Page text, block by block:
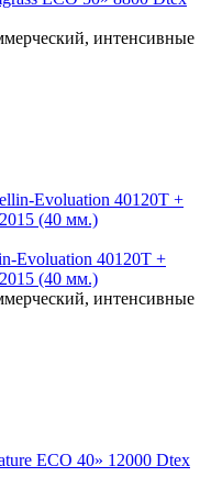
интенсивные
Evoluation 40120T +
(40 мм.)
интенсивные